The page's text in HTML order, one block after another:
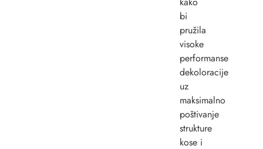
bi
pružila
visoke
performanse
dekoloracije
uz
maksimalno
poštivanje
strukture
kose i